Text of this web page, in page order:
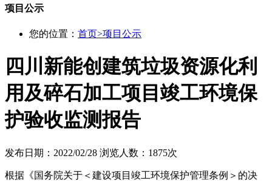
项目公示
您的位置： 首页>项目公示
四川新能创建筑垃圾资源化利
用及碎石加工项目竣工环境保
护验收监测报告
发布日期：2022/02/28 浏览人数：1875次
根据《国务院关于＜建设项目竣工环境保护管理条例＞的决